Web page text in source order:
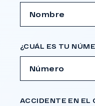
¿CUÁL ES TU
ACCIDENTE EN EL